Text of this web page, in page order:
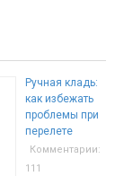
Ручная кладь:
как избежать
проблемы при
перелете
Комментарии:
111